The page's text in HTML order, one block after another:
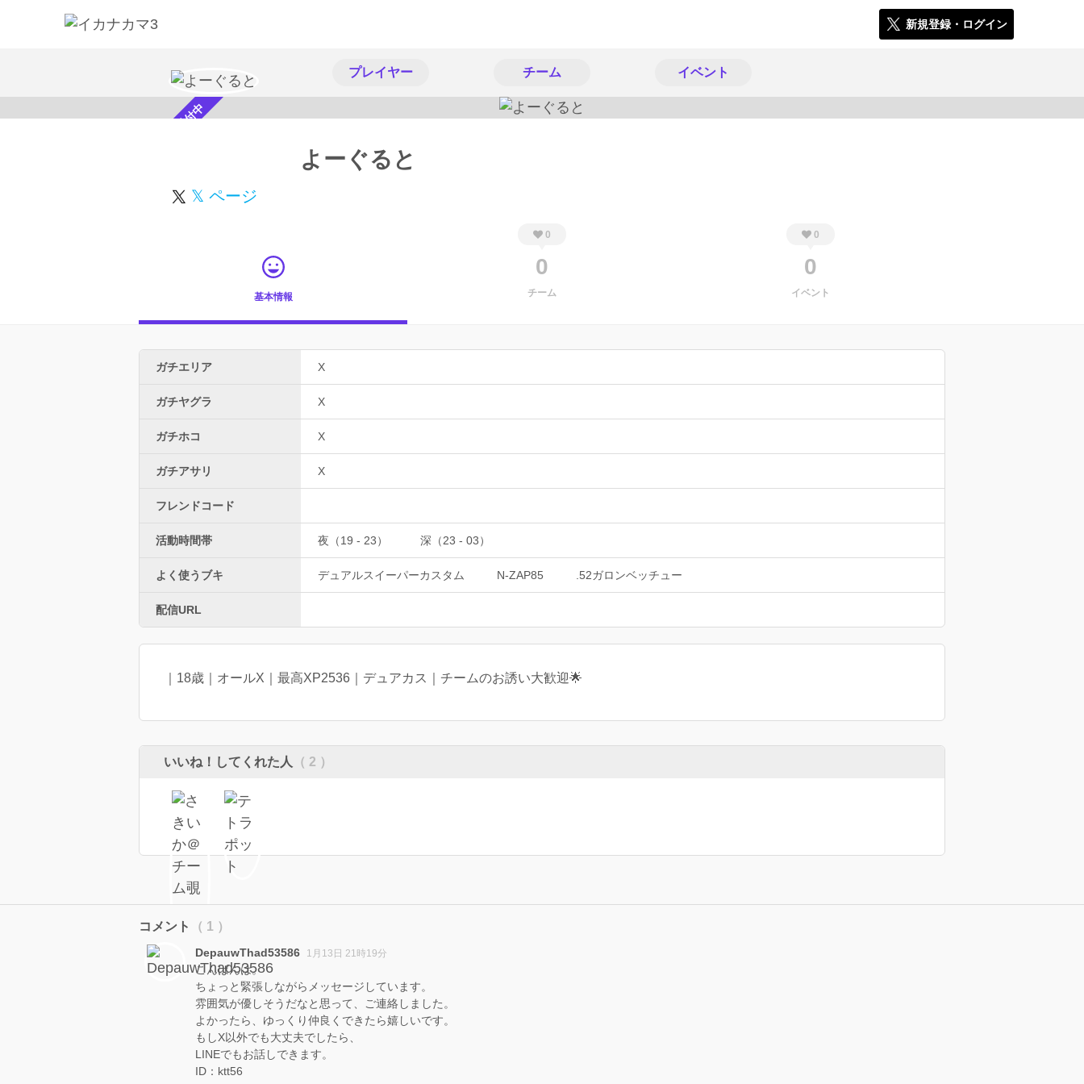
新規登録・ログイン
プレイヤー チーム イベント
スカウト受付中 よーぐると
𝕏 ページ
基本情報
0
0
チーム
0
0
イベント
ガチエリア X
ガチヤグラ X
ガチホコ X
ガチアサリ X
フレンドコード
活動時間帯 夜（19 - 23） 深（23 - 03）
よく使うブキ デュアルスイーパーカスタム N-ZAP85 .52ガロンベッチュー
配信URL
｜18歳｜オールX｜最高XP2536｜デュアカス｜チームのお誘い大歓迎🌟
いいね！してくれた人 （ 2 ）
コメント （ 1 ）
DepauwThad53586 1月13日 21時19分
こんばんは。
ちょっと緊張しながらメッセージしています。
雰囲気が優しそうだなと思って、ご連絡しました。
よかったら、ゆっくり仲良くできたら嬉しいです。
もしX以外でも大丈夫でしたら、
LINEでもお話しできます。
ID：ktt56